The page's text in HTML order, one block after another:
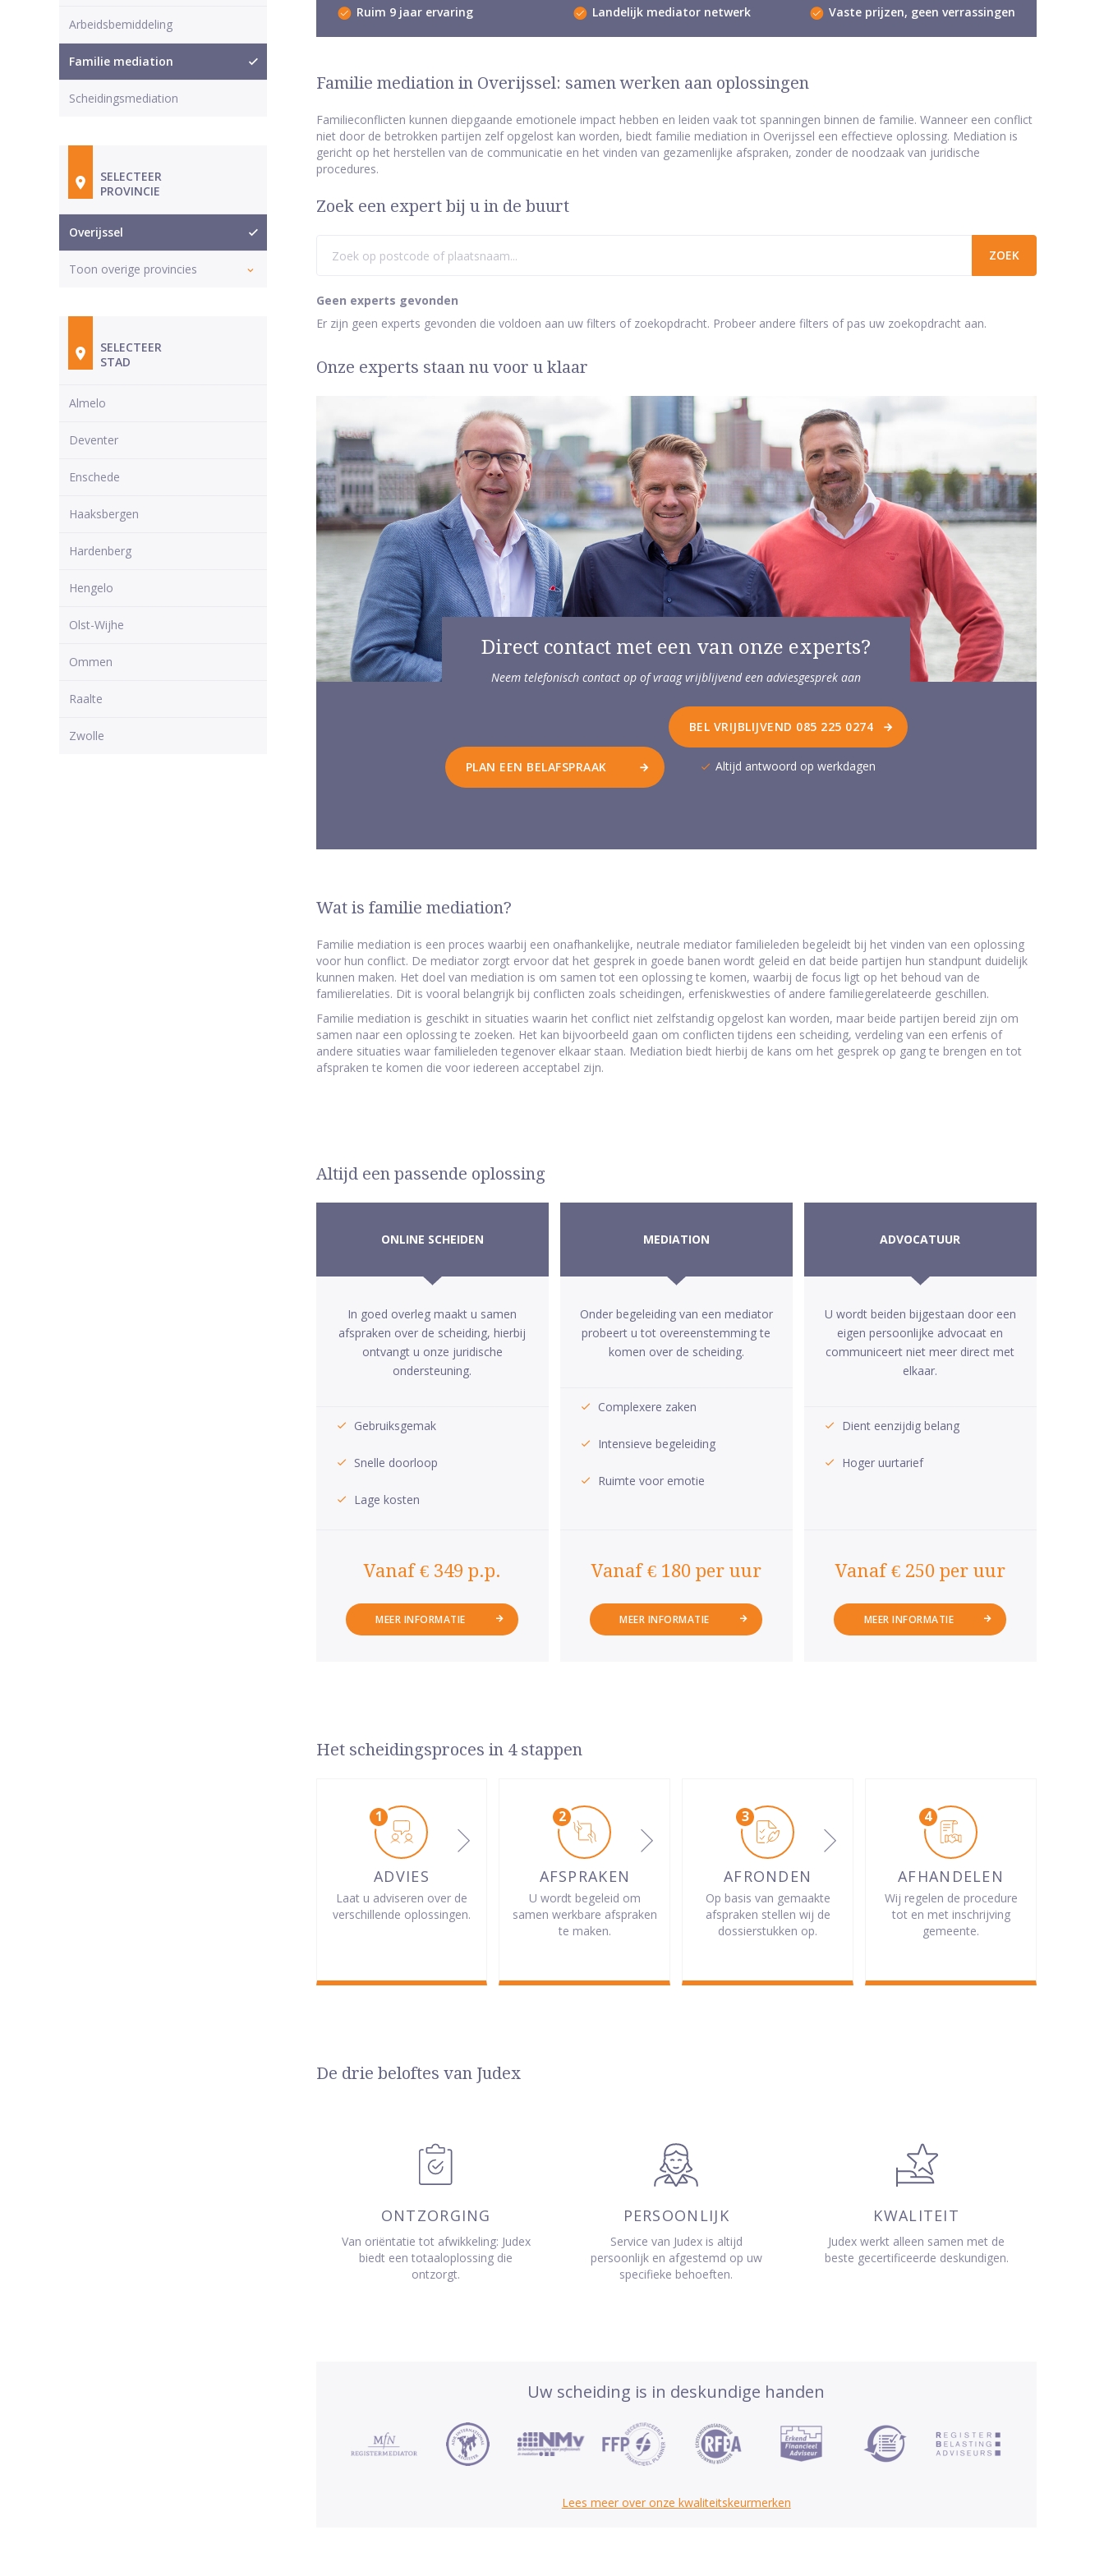
Ruim 9 jaar ervaring Landelijk mediator netwerk Vaste prijzen, geen verrassingen
Familie mediation in Overijssel: samen werken aan oplossingen
Familieconflicten kunnen diepgaande emotionele impact hebben en leiden vaak tot spanningen binnen de familie. Wanneer een conflict
niet door de betrokken partijen zelf opgelost kan worden, biedt familie mediation in Overijssel een effectieve oplossing. Mediation is
gericht op het herstellen van de communicatie en het vinden van gezamenlijke afspraken, zonder de noodzaak van juridische
procedures.
Zoek een expert bij u in de buurt
Geen experts gevonden
Er zijn geen experts gevonden die voldoen aan uw filters of zoekopdracht. Probeer andere filters of pas uw zoekopdracht aan.
Onze experts staan nu voor u klaar
Direct contact met een van onze experts?
Neem telefonisch contact op of vraag vrijblijvend een adviesgesprek aan
PLAN EEN BELAFSPRAAK
BEL VRIJBLIJVEND 085 225 0274
Altijd antwoord op werkdagen
Wat is familie mediation?
Familie mediation is een proces waarbij een onafhankelijke, neutrale mediator familieleden begeleidt bij het vinden van een oplossing
voor hun conflict. De mediator zorgt ervoor dat het gesprek in goede banen wordt geleid en dat beide partijen hun standpunt duidelijk
kunnen maken. Het doel van mediation is om samen tot een oplossing te komen, waarbij de focus ligt op het behoud van de
familierelaties. Dit is vooral belangrijk bij conflicten zoals scheidingen, erfeniskwesties of andere familiegerelateerde geschillen.
Familie mediation is geschikt in situaties waarin het conflict niet zelfstandig opgelost kan worden, maar beide partijen bereid zijn om
samen naar een oplossing te zoeken. Het kan bijvoorbeeld gaan om conflicten tijdens een scheiding, verdeling van een erfenis of
andere situaties waar familieleden tegenover elkaar staan. Mediation biedt hierbij de kans om het gesprek op gang te brengen en tot
afspraken te komen die voor iedereen acceptabel zijn.
Altijd een passende oplossing
ONLINE SCHEIDEN
In goed overleg maakt u samen
afspraken over de scheiding, hierbij
ontvangt u onze juridische
ondersteuning.
Gebruiksgemak
Snelle doorloop
Lage kosten
Vanaf € 349 p.p.
MEER INFORMATIE
MEDIATION
Onder begeleiding van een mediator
probeert u tot overeenstemming te
komen over de scheiding.
Complexere zaken
Intensieve begeleiding
Ruimte voor emotie
Vanaf € 180 per uur
MEER INFORMATIE
ADVOCATUUR
U wordt beiden bijgestaan door een
eigen persoonlijke advocaat en
communiceert niet meer direct met
elkaar.
Dient eenzijdig belang
Hoger uurtarief
Vanaf € 250 per uur
MEER INFORMATIE
Het scheidingsproces in 4 stappen
ADVIES
Laat u adviseren over de
verschillende oplossingen.
AFSPRAKEN
U wordt begeleid om
samen werkbare afspraken
te maken.
AFRONDEN
Op basis van gemaakte
afspraken stellen wij de
dossierstukken op.
AFHANDELEN
Wij regelen de procedure
tot en met inschrijving
gemeente.
De drie beloftes van Judex
ONTZORGING
Van oriëntatie tot afwikkeling: Judex
biedt een totaaloplossing die
ontzorgt.
PERSOONLIJK
Service van Judex is altijd
persoonlijk en afgestemd op uw
specifieke behoeften.
KWALITEIT
Judex werkt alleen samen met de
beste gecertificeerde deskundigen.
Uw scheiding is in deskundige handen
Lees meer over onze kwaliteitskeurmerken
Arbeidsbemiddeling
Familie mediation
Scheidingsmediation
SELECTEER
PROVINCIE
Overijssel
Toon overige provincies
SELECTEER
STAD
Almelo
Deventer
Enschede
Haaksbergen
Hardenberg
Hengelo
Olst-Wijhe
Ommen
Raalte
Zwolle